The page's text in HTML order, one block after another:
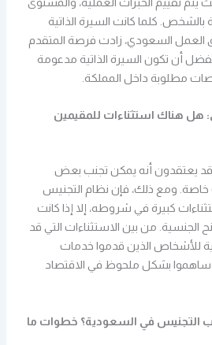
بالشخص. كلما كانت السيرة الذاتية
العمل السعودي، زادت فرصة المتقدم
أن تكون السيرة الذاتية مدعومة
مطلوبة داخل المملكة.
هل هناك استثناءات للمقيمين
يعتقدون أنه يمكن تجنب بعض
ومع ذلك، فإن نظام التجنيس
كبيرة في شروطه، إلا إذا كانت
الجنسية. من بين الاستثناءات التي قد
للأشخاص الذين قدموا خدمات
ساهموا بشكل ملحوظ في الاقتصاد
التجنيس في السعودية؟ خطوات ما